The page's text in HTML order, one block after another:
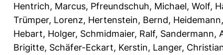
Hentrich, Marcus, Pfreundschuh, Michael, Wolf,
Trümper, Lorenz, Hertenstein, Bernd,
Hebart, Holger, Schmidmaier, Ralf, Sandermann,
Brigitte, Schäfer-Eckart, Kerstin, Langer,